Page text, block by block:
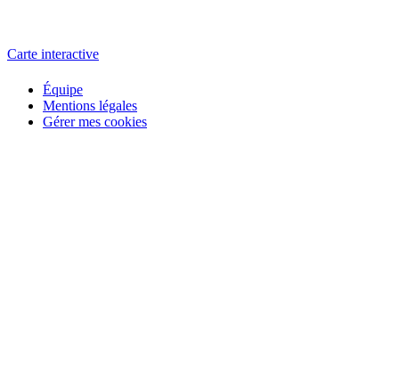
Carte interactive
Équipe
Mentions légales
Gérer mes cookies